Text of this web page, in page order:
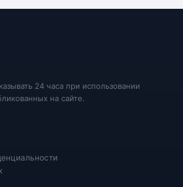
24 часа при использовании
на сайте.